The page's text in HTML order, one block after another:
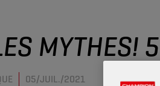
MYTHES!
05/JUIL./2021